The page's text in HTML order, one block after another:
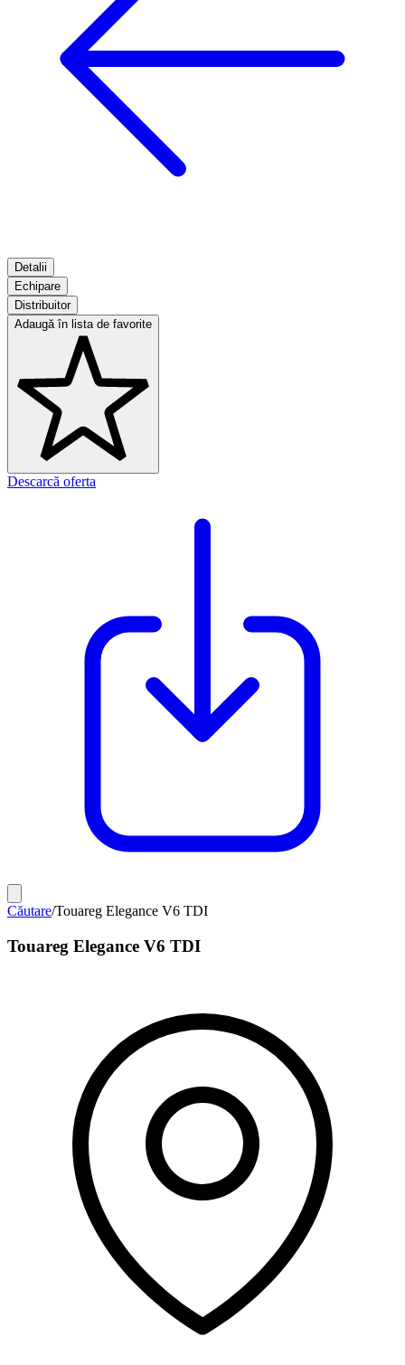
Detalii
Echipare
Distribuitor
Adaugă în lista de favorite
Descarcă oferta
Căutare/Touareg Elegance V6 TDI
Touareg Elegance V6 TDI